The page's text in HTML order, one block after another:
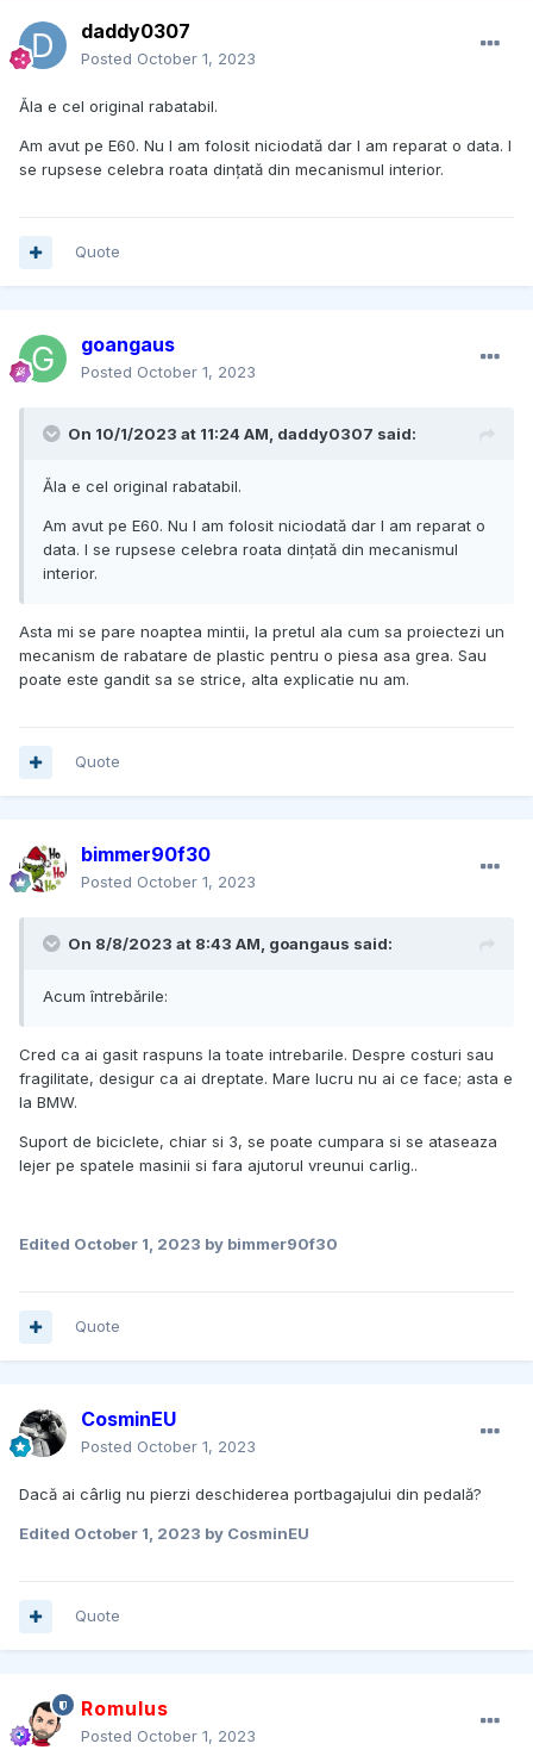
daddy0307
Posted October 1, 2023
Ăla e cel original rabatabil.
Am avut pe E60. Nu l am folosit niciodată dar l am reparat o data. I
se rupsese celebra roata dințată din mecanismul interior.
Quote
goangaus
Posted October 1, 2023
On 10/1/2023 at 11:24 AM, daddy0307 said:
Ăla e cel original rabatabil.
Am avut pe E60. Nu l am folosit niciodată dar l am reparat o
data. I se rupsese celebra roata dințată din mecanismul
interior.
Asta mi se pare noaptea mintii, la pretul ala cum sa proiectezi un
mecanism de rabatare de plastic pentru o piesa asa grea. Sau
poate este gandit sa se strice, alta explicatie nu am.
Quote
bimmer90f30
Posted October 1, 2023
On 8/8/2023 at 8:43 AM, goangaus said:
Acum întrebările:
Cred ca ai gasit raspuns la toate intrebarile. Despre costuri sau
fragilitate, desigur ca ai dreptate. Mare lucru nu ai ce face; asta e
la BMW.
Suport de biciclete, chiar si 3, se poate cumpara si se ataseaza
lejer pe spatele masinii si fara ajutorul vreunui carlig..
Edited October 1, 2023 by bimmer90f30
Quote
CosminEU
Posted October 1, 2023
Dacă ai cârlig nu pierzi deschiderea portbagajului din pedală?
Edited October 1, 2023 by CosminEU
Quote
Romulus
Posted October 1, 2023